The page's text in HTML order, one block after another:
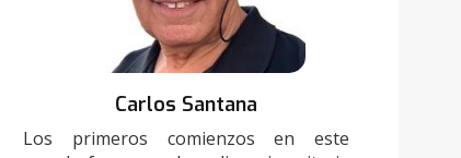
Carlos Santana
Los primeros comienzos en este